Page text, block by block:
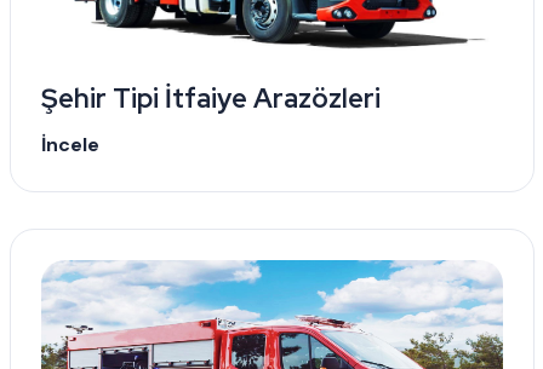
Şehir Tipi İtfaiye Arazözleri
İncele